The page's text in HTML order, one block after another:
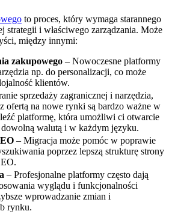
to proces, który wymaga starannego
strategii i właściwego zarządzania. Może
między innymi:
zakupowego – Nowoczesne platformy
np. do personalizacji, co może
klientów.
sprzedaży zagranicznej i narzędzia,
ofertą na nowe rynki są bardzo ważne w
platformę, która umożliwi ci otwarcie
walutą i w każdym języku.
– Migracja może pomóc w poprawie
poprzez lepszą strukturę strony
– Profesjonalne platformy często dają
wyglądu i funkcjonalności
wprowadzanie zmian i
rynku.